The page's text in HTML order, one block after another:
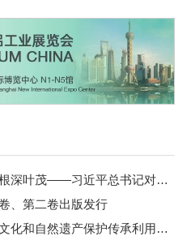
让中朝传统友谊之树更加根深叶茂——习近平总书记对朝鲜进行国事访问纪实
、第二卷出版发行
在习近平文化思想引领下文化和自然遗产保护传承利用工作开创新局面